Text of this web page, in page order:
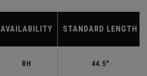
AVAILABILITY STANDARD LENGTH
RH 44.5"